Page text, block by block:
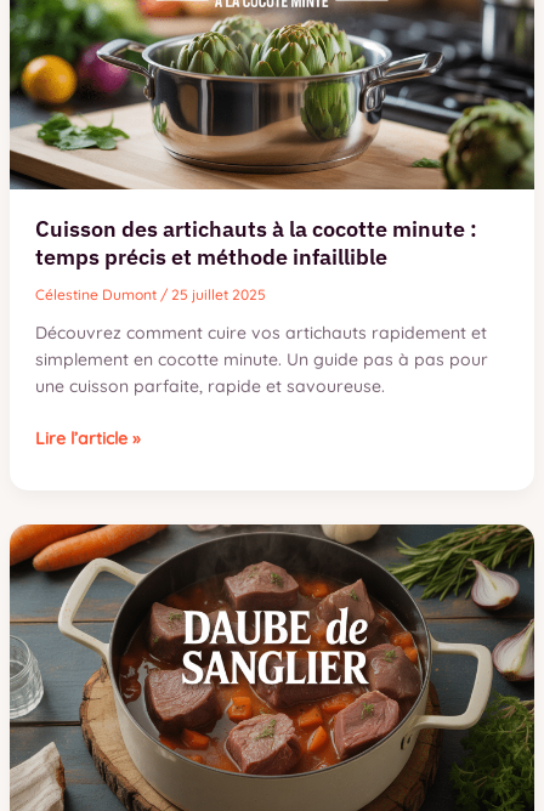
gourmandes
Cuisson des artichauts à la cocotte minute :
temps précis et méthode infaillible
Célestine Dumont / 25 juillet 2025
Découvrez comment cuire vos artichauts rapidement et
simplement en cocotte minute. Un guide pas à pas pour
une cuisson parfaite, rapide et savoureuse.
Cuisson
la
cocotte
minute
:
temps
précis
et
méthode
infaillible
Lire l’article »